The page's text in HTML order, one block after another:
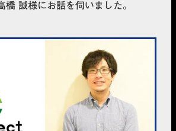
橋 誠様にお話を伺いました。